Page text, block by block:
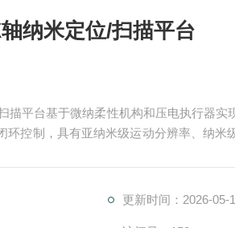
纳米定位/扫描平台
描平台基于微纳柔性机构和压电执行器实
环控制，具有亚纳米级运动分辨率、纳米
更新时间：2026-05-